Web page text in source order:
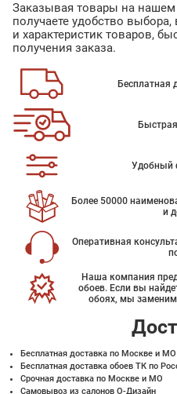
Заказывая товары на
получаете удобство
и характеристик товаров,
получения заказа.
Бесплатная
Удобный
Более 50000
и
Оперативная
Наша компания
обоев. Если вы
обоях, мы заменим
Бесплатная доставка по Москве и
Бесплатная доставка обоев ТК по
Срочная доставка по Москве и МО
Самовывоз из салонов О-Дизайн